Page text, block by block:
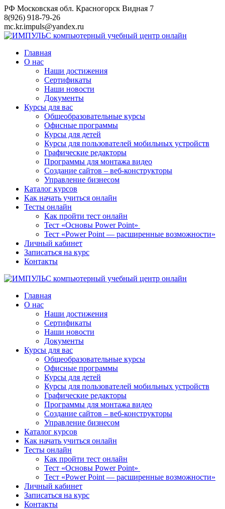
Перейти
к
контенту
РФ Московская обл. Красногорск Видная 7
8(926) 918-79-26
mc.kr.impuls@yandex.ru
Главная
О нас
Наши достижения
Сертификаты
Наши новости
Документы
Курсы для вас
Общеобразовательные курсы
Офисные программы
Курсы для детей
Курсы для пользователей мобильных устройств
Графические редакторы
Программы для монтажа видео
Создание сайтов – веб-конструкторы
Управление бизнесом
Каталог курсов
Как начать учиться онлайн
Тесты онлайн
Как пройти тест онлайн
Тест «Основы Power Point»
Тест «Power Point — расширенные возможности»
Личный кабинет
Записаться на курс
Контакты
Главная
О нас
Наши достижения
Сертификаты
Наши новости
Документы
Курсы для вас
Общеобразовательные курсы
Офисные программы
Курсы для детей
Курсы для пользователей мобильных устройств
Графические редакторы
Программы для монтажа видео
Создание сайтов – веб-конструкторы
Управление бизнесом
Каталог курсов
Как начать учиться онлайн
Тесты онлайн
Как пройти тест онлайн
Тест «Основы Power Point»
Тест «Power Point — расширенные возможности»
Личный кабинет
Записаться на курс
Контакты